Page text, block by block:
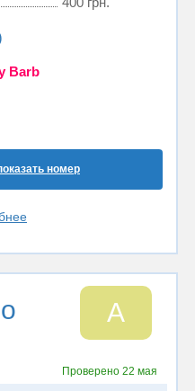
Barb
номер
A
Проверено 22 мая